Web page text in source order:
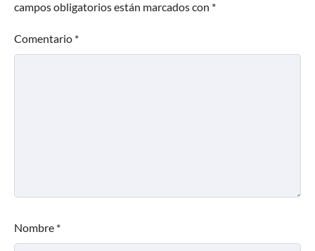
campos obligatorios están marcados con *
Comentario *
Nombre *